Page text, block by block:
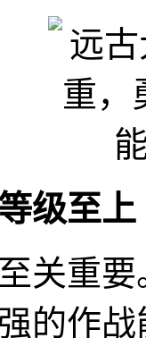
级至上
关重
的作